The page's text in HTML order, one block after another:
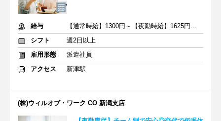
給与
【通常時給】1300円～【夜勤時給】1625円～ ＋交通費
シフト
週2日以上
雇用形態
派遣社員
アクセス
新津駅
(株)ウィルオブ・ワーク CO 新潟支店